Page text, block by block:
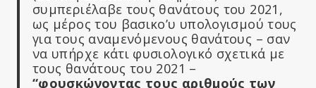
συμπεριέλαβε τους θανάτους του 2021,
ως μέρος του βασικο’υ υπολογισμού τους
για τους αναμενόμενους θανάτους – σαν
να υπήρχε κάτι φυσιολογικό σχετικά με
τους θανάτους του 2021 –
“φουσκώνοντας τους αριθμούς των